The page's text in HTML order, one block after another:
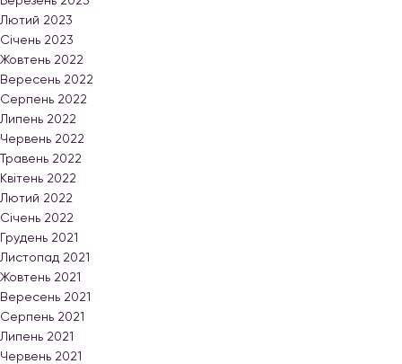
Лютий 2023
Січень 2023
Жовтень 2022
Вересень 2022
Серпень 2022
Липень 2022
Червень 2022
Травень 2022
Квітень 2022
Лютий 2022
Січень 2022
Грудень 2021
Листопад 2021
Жовтень 2021
Вересень 2021
Серпень 2021
Липень 2021
Червень 2021